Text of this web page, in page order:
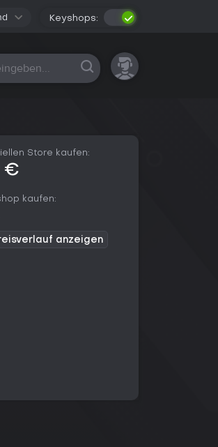
Keyshops:
Store kaufen:
€
kaufen:
anzeigen